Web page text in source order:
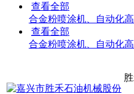
查看全部
合金粉喷涂机、自动化
查看全部
合金粉喷涂机、自动化